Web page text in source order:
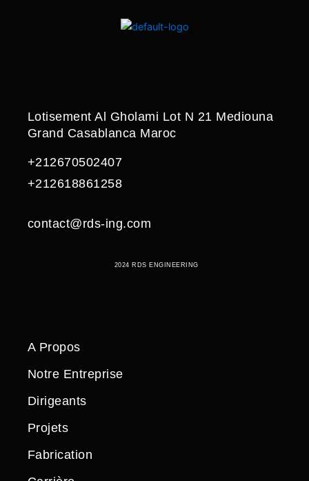
Lotisement Al Gholami Lot N 21 Mediouna
Grand Casablanca Maroc
+212670502407
+212618861258
contact@rds-ing.com
2024 RDS ENGINEERING
A Propos
Notre Entreprise
Dirigeants
Projets
Fabrication